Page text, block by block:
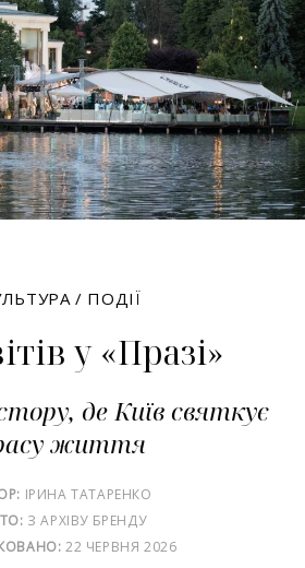
/ ПОДІЇ
у «Празі»
де Київ святкує
життя
ІРИНА ТАТАРЕНКО
З АРХІВУ БРЕНДУ
22 ЧЕРВНЯ 2026